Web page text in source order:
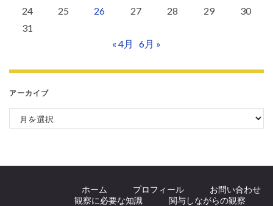
24
25 26 27 28 29
30
31
« 4月
6月 »
アーカイブ
アーカイブ
ホーム プロフィール
お問い合わせ
観察に必要な知識
関与しながらの観察